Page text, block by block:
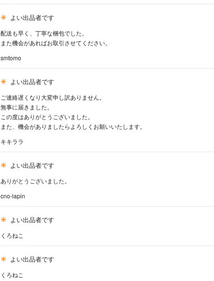
よい出品者です
配送も早く、丁寧な梱包でした。
また機会があればお取引させてください。
smtomo
よい出品者です
ご連絡遅くなり大変申し訳ありません。
無事に届きました。
この度はありがとうございました。
また、機会がありましたらよろしくお願いいたします。
キキララ
よい出品者です
ありがとうございました。
cno-lapin
よい出品者です
くろねこ
よい出品者です
くろねこ